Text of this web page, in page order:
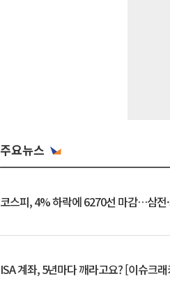
주요뉴스
코스피, 4% 하락에 6270선 마감…삼
ISA 계좌, 5년마다 깨라고요? [이슈크